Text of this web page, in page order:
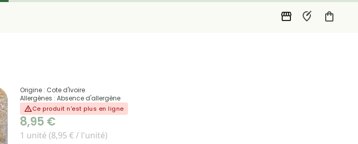
Origine : Cote d'Ivoire
Allergènes : Absence d'allergène
Ce produit n'est plus en ligne
8,95 €
1 unité (8,95 € / l'unité)